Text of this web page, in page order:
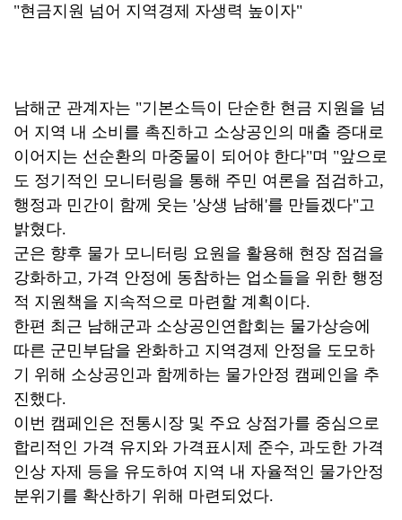
"현금지원 넘어 지역경제 자생력 높이자"
남해군 관계자는 "기본소득이 단순한 현금 지원을 넘
어 지역 내 소비를 촉진하고 소상공인의 매출 증대로
이어지는 선순환의 마중물이 되어야 한다"며 "앞으로
도 정기적인 모니터링을 통해 주민 여론을 점검하고,
행정과 민간이 함께 웃는 '상생 남해'를 만들겠다"고
밝혔다.
군은 향후 물가 모니터링 요원을 활용해 현장 점검을
강화하고, 가격 안정에 동참하는 업소들을 위한 행정
적 지원책을 지속적으로 마련할 계획이다.
한편 최근 남해군과 소상공인연합회는 물가상승에
따른 군민부담을 완화하고 지역경제 안정을 도모하
기 위해 소상공인과 함께하는 물가안정 캠페인을 추
진했다.
이번 캠페인은 전통시장 및 주요 상점가를 중심으로
합리적인 가격 유지와 가격표시제 준수, 과도한 가격
인상 자제 등을 유도하여 지역 내 자율적인 물가안정
분위기를 확산하기 위해 마련되었다.